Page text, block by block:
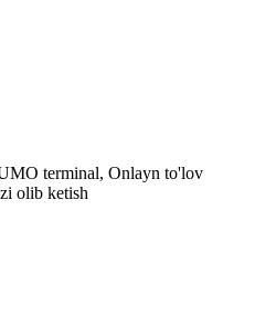
terminal, Onlayn to'lov
olib ketish